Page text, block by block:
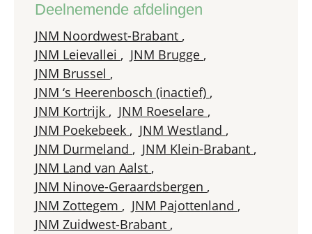
Deelnemende afdelingen
JNM Noordwest-Brabant ,
JNM Leievallei , JNM Brugge ,
JNM Brussel ,
JNM ‘s Heerenbosch (inactief) ,
JNM Kortrijk , JNM Roeselare ,
JNM Poekebeek , JNM Westland ,
JNM Durmeland , JNM Klein-Brabant ,
JNM Land van Aalst ,
JNM Ninove-Geraardsbergen ,
JNM Zottegem , JNM Pajottenland ,
JNM Zuidwest-Brabant ,